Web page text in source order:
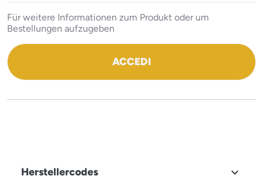
Für weitere Informationen zum Produkt oder um
Bestellungen aufzugeben
ACCEDI
Herstellercodes 